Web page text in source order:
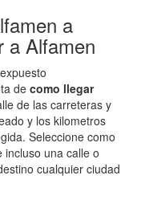
a
a Alfamen
decomo llegar
de las carreteras y
y los kilometros
Seleccione como
una calle o
cualquier ciudad